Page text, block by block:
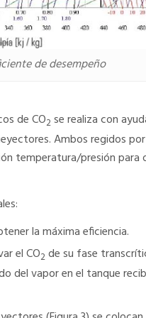
de desempeño
de CO2se realiza con
Ambos regidos
temperatura/presión para
la máxima eficiencia.
el CO2de su fase
del vapor en el tanque